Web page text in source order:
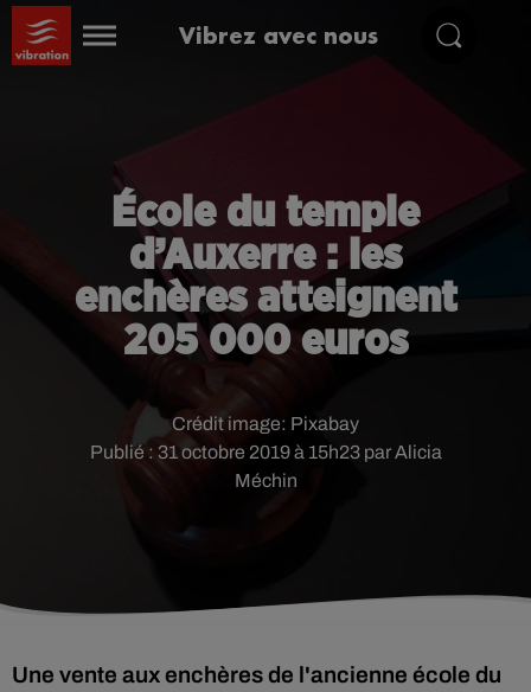
Vibrez avec nous
École du temple
d’Auxerre : les
enchères atteignent
205 000 euros
Publié : 31 octobre 2019 à 15h23 par Alicia
Méchin
Crédit image: Pixabay
Une vente aux enchères de l'ancienne école du